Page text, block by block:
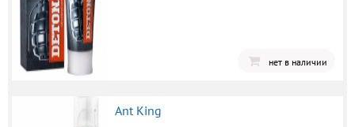
нет в наличии
Ant King